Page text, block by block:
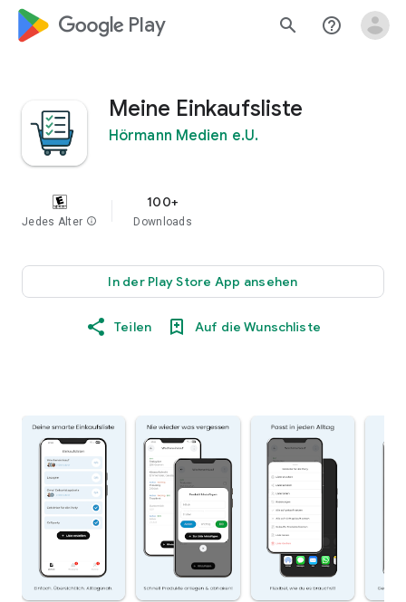
google_logo Play search help_outline
Meine Einkaufsliste
Hörmann Medien e.U.
Jedes Alter info
100+
Downloads
In der Play Store App ansehen
Teilen Auf die Wunschliste